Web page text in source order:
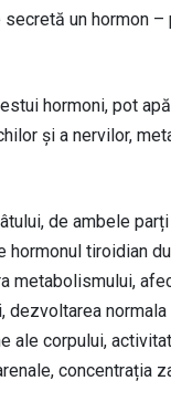
un hormon
hormoni, pot
și a nervilor,
de ambele
tiroidian
metabolismului,
dezvoltarea
ale corpului,
concentrația